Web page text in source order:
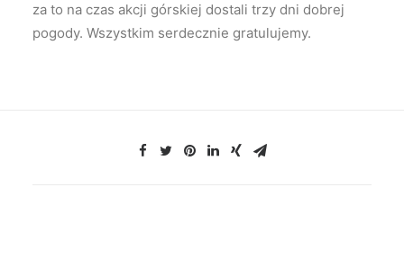
za to na czas akcji górskiej dostali trzy dni dobrej
pogody. Wszystkim serdecznie gratulujemy.